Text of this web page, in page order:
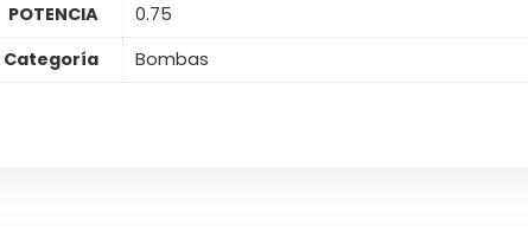
POTENCIA
0.75
Categoría
Bombas